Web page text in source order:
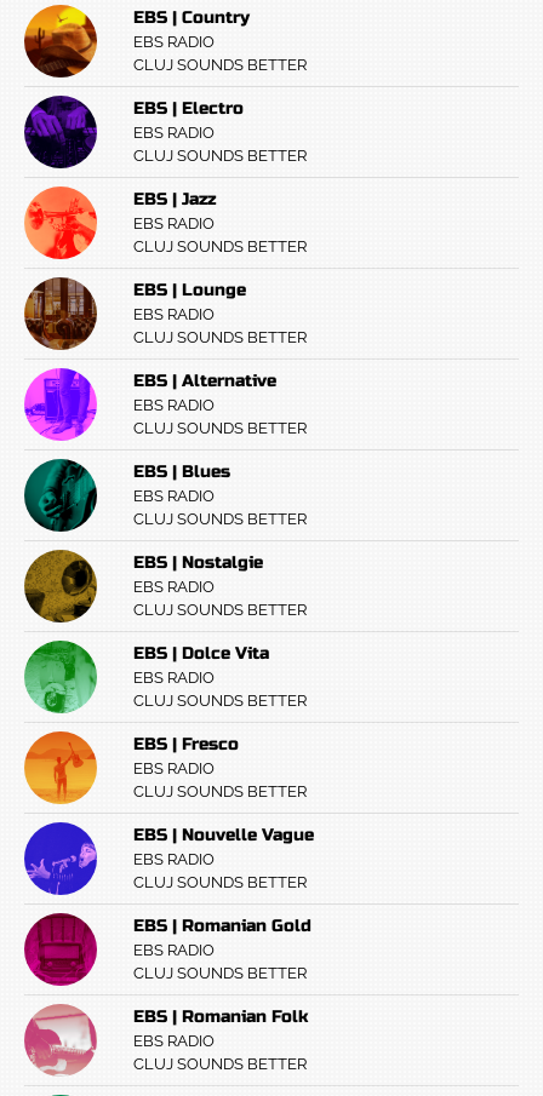
EBS | Country
EBS RADIO
CLUJ SOUNDS BETTER
EBS | Electro
EBS RADIO
CLUJ SOUNDS BETTER
EBS | Jazz
EBS RADIO
CLUJ SOUNDS BETTER
EBS | Lounge
EBS RADIO
CLUJ SOUNDS BETTER
EBS | Alternative
EBS RADIO
CLUJ SOUNDS BETTER
EBS | Blues
EBS RADIO
CLUJ SOUNDS BETTER
EBS | Nostalgie
EBS RADIO
CLUJ SOUNDS BETTER
EBS | Dolce Vita
EBS RADIO
CLUJ SOUNDS BETTER
EBS | Fresco
EBS RADIO
CLUJ SOUNDS BETTER
EBS | Nouvelle Vague
EBS RADIO
CLUJ SOUNDS BETTER
EBS | Romanian Gold
EBS RADIO
CLUJ SOUNDS BETTER
EBS | Romanian Folk
EBS RADIO
CLUJ SOUNDS BETTER